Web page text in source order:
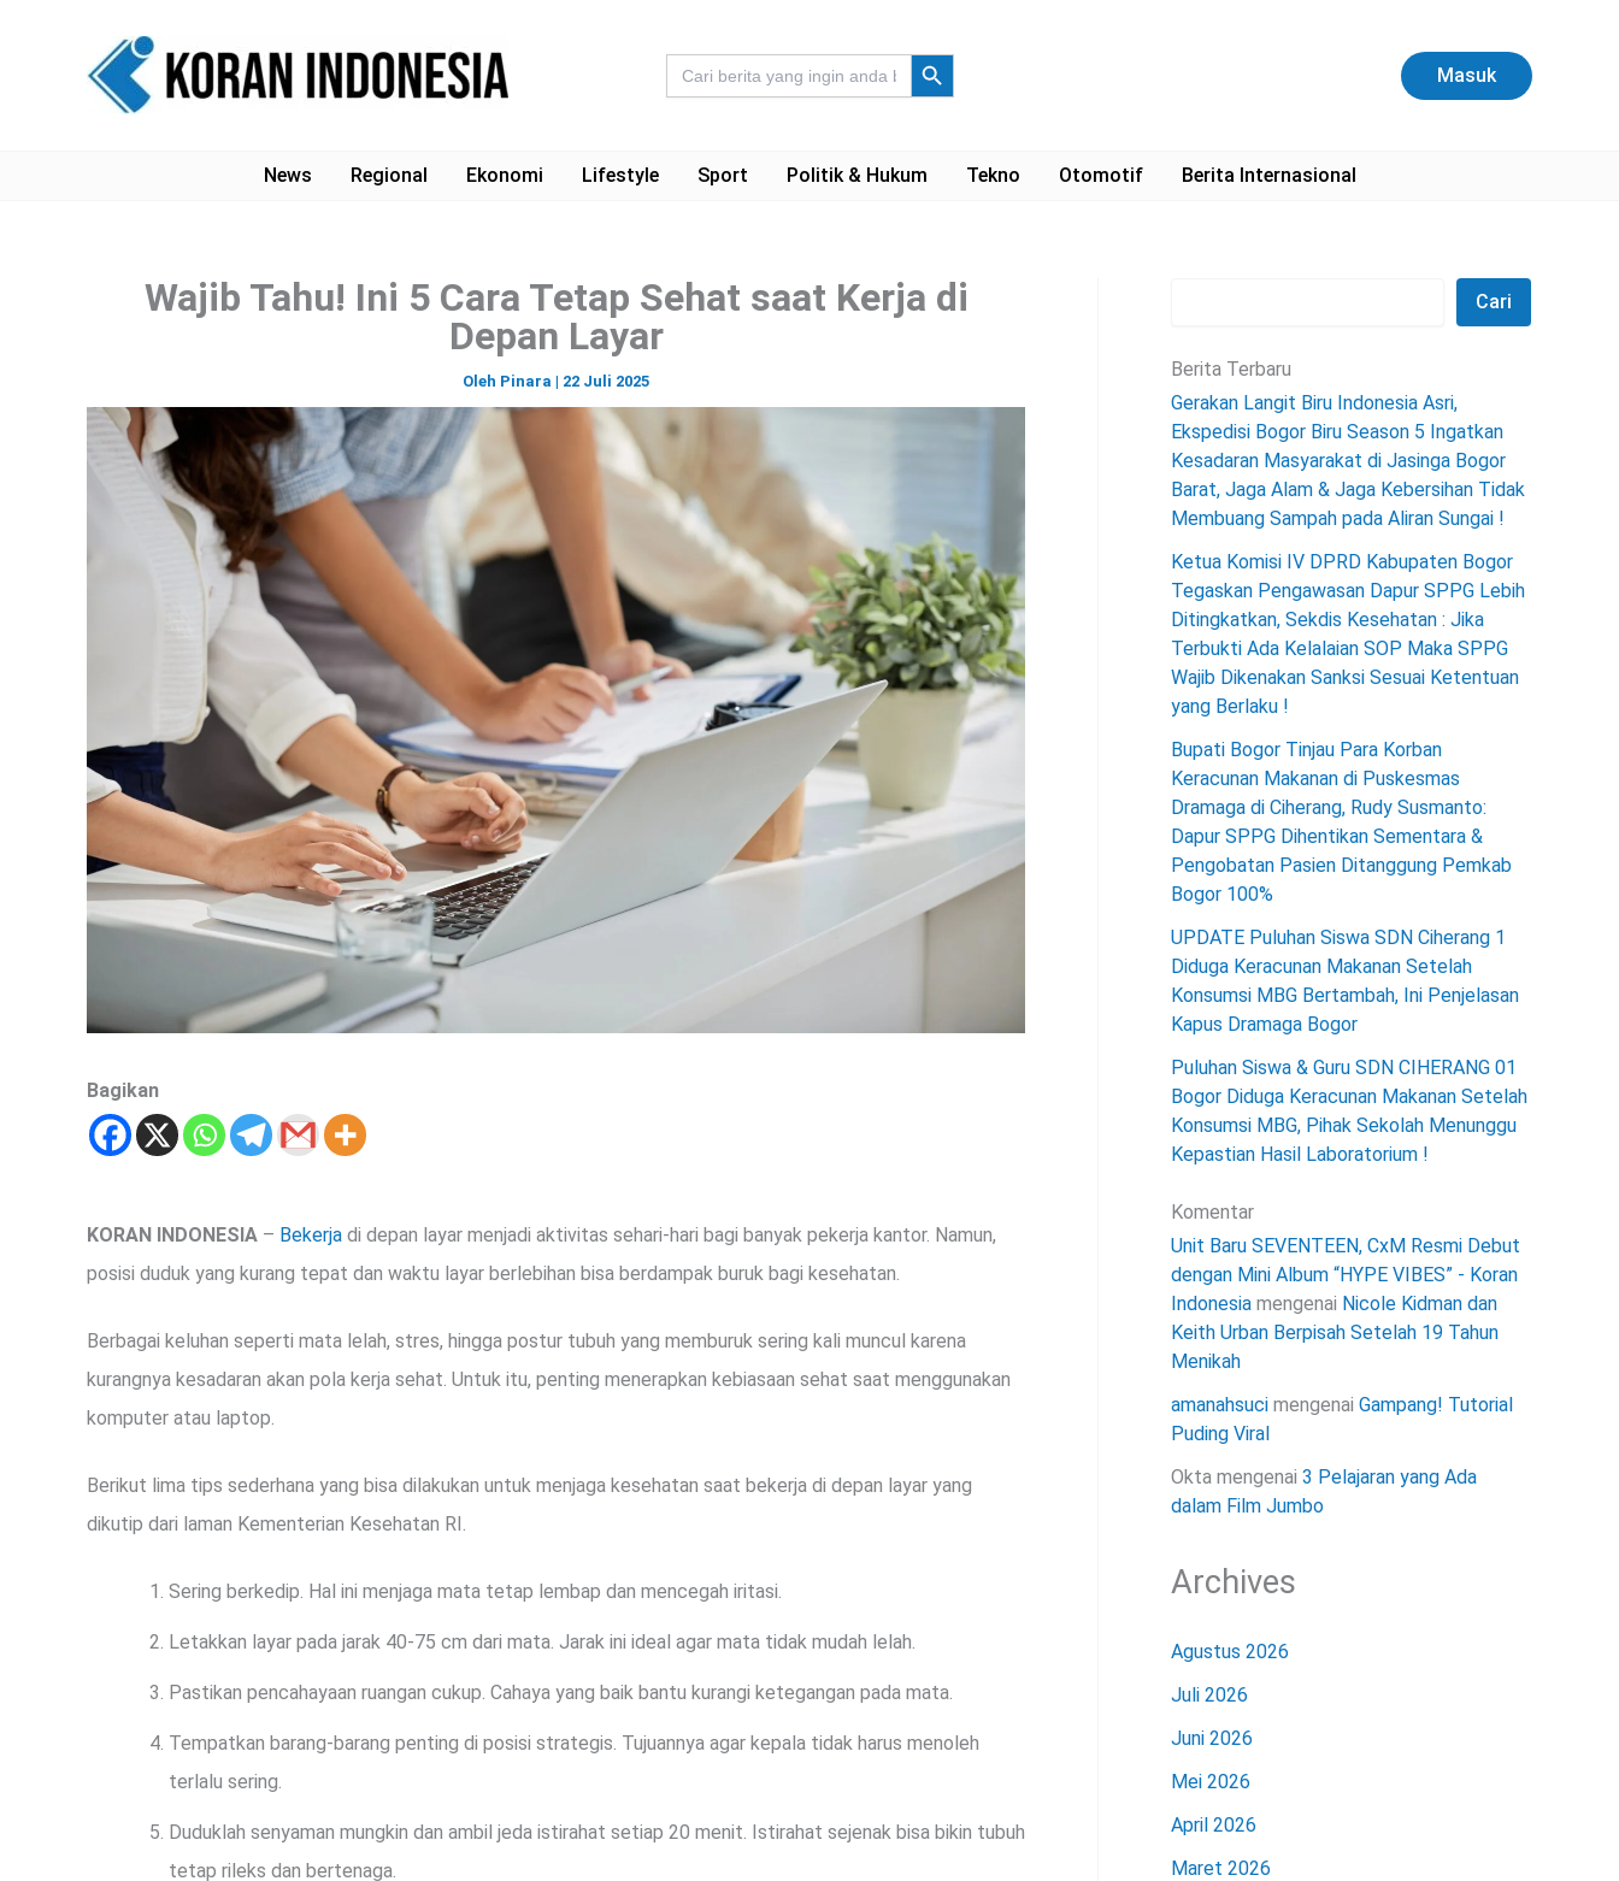
Search
for:
Search Button
Masuk
News Regional Ekonomi Lifestyle Sport Politik & Hukum Tekno Otomotif Berita Internasional
Wajib Tahu! Ini 5 Cara Tetap Sehat saat Kerja di
Depan Layar
Oleh Pinara | 22 Juli 2025
Bagikan
KORAN INDONESIA – Bekerja di depan layar menjadi aktivitas sehari-hari bagi banyak pekerja kantor. Namun,
posisi duduk yang kurang tepat dan waktu layar berlebihan bisa berdampak buruk bagi kesehatan.
Berbagai keluhan seperti mata lelah, stres, hingga postur tubuh yang memburuk sering kali muncul karena
kurangnya kesadaran akan pola kerja sehat. Untuk itu, penting menerapkan kebiasaan sehat saat menggunakan
komputer atau laptop.
Berikut lima tips sederhana yang bisa dilakukan untuk menjaga kesehatan saat bekerja di depan layar yang
dikutip dari laman Kementerian Kesehatan RI.
Sering berkedip. Hal ini menjaga mata tetap lembap dan mencegah iritasi.
Letakkan layar pada jarak 40-75 cm dari mata. Jarak ini ideal agar mata tidak mudah lelah.
Pastikan pencahayaan ruangan cukup. Cahaya yang baik bantu kurangi ketegangan pada mata.
Tempatkan barang-barang penting di posisi strategis. Tujuannya agar kepala tidak harus menoleh
terlalu sering.
Duduklah senyaman mungkin dan ambil jeda istirahat setiap 20 menit. Istirahat sejenak bisa bikin tubuh
tetap rileks dan bertenaga.
Cari
Berita Terbaru
Gerakan Langit Biru Indonesia Asri,
Ekspedisi Bogor Biru Season 5 Ingatkan
Kesadaran Masyarakat di Jasinga Bogor
Barat, Jaga Alam & Jaga Kebersihan Tidak
Membuang Sampah pada Aliran Sungai !
Ketua Komisi IV DPRD Kabupaten Bogor
Tegaskan Pengawasan Dapur SPPG Lebih
Ditingkatkan, Sekdis Kesehatan : Jika
Terbukti Ada Kelalaian SOP Maka SPPG
Wajib Dikenakan Sanksi Sesuai Ketentuan
yang Berlaku !
Bupati Bogor Tinjau Para Korban
Keracunan Makanan di Puskesmas
Dramaga di Ciherang, Rudy Susmanto:
Dapur SPPG Dihentikan Sementara &
Pengobatan Pasien Ditanggung Pemkab
Bogor 100%
UPDATE Puluhan Siswa SDN Ciherang 1
Diduga Keracunan Makanan Setelah
Konsumsi MBG Bertambah, Ini Penjelasan
Kapus Dramaga Bogor
Puluhan Siswa & Guru SDN CIHERANG 01
Bogor Diduga Keracunan Makanan Setelah
Konsumsi MBG, Pihak Sekolah Menunggu
Kepastian Hasil Laboratorium !
Komentar
Unit Baru SEVENTEEN, CxM Resmi Debut
dengan Mini Album “HYPE VIBES” - Koran
Indonesia mengenai Nicole Kidman dan
Keith Urban Berpisah Setelah 19 Tahun
Menikah
amanahsuci mengenai Gampang! Tutorial
Puding Viral
Okta mengenai 3 Pelajaran yang Ada
dalam Film Jumbo
Archives
Agustus 2026
Juli 2026
Juni 2026
Mei 2026
April 2026
Maret 2026